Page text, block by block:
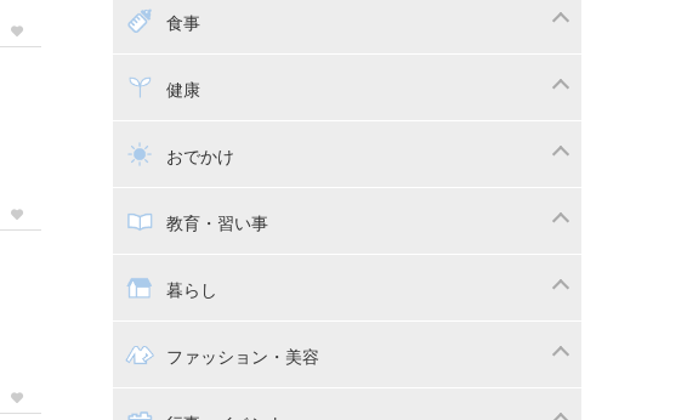
赤ちゃんのお世話
寝かしつけ
トイトレ
食事
離乳食健康
乳幼児健診・予防接種
おでかけ
子供とおでかけ
抱っこ紐
教育・習い事
教育・習い事
幼稚園
絵本
暮らし
ママの日常
家族関係・夫婦関係
ファッション・美容